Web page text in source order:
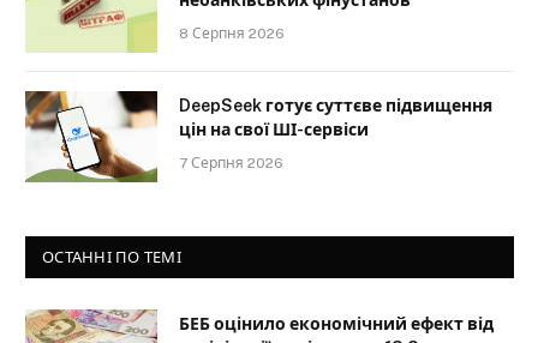
8 Серпня 2026
DeepSeek готує суттєве підвищення
цін на свої ШІ-сервіси
7 Серпня 2026
ОСТАННІ ПО ТЕМІ
БЕБ оцінило економічний ефект від